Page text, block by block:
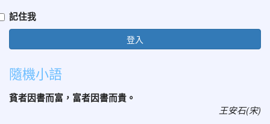
記住我
登入
隨機小語
貧者因書而富，富者因書而貴。
王安石(宋)